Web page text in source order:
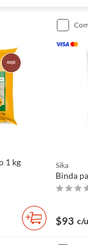
1 kg Sika
Binda
$93 c/u